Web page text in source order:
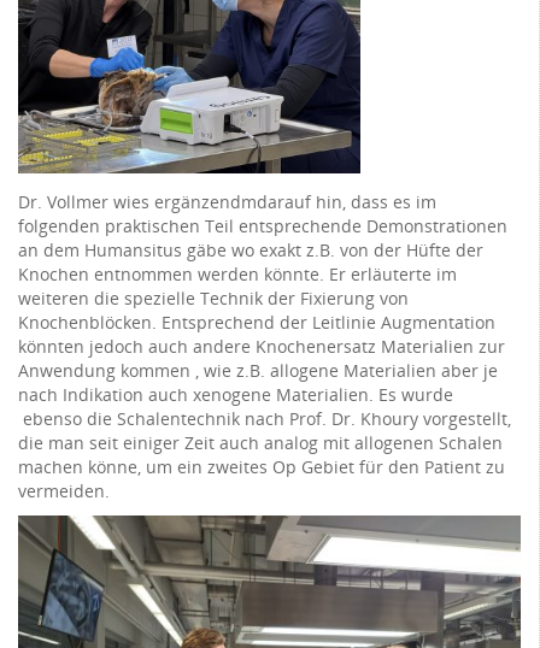
Dr. Vollmer wies ergänzendmdarauf hin, dass es im
folgenden praktischen Teil entsprechende Demonstrationen
an dem Humansitus gäbe wo exakt z.B. von der Hüfte der
Knochen entnommen werden könnte. Er erläuterte im
weiteren die spezielle Technik der Fixierung von
Knochenblöcken. Entsprechend der Leitlinie Augmentation
könnten jedoch auch andere Knochenersatz Materialien zur
Anwendung kommen , wie z.B. allogene Materialien aber je
nach Indikation auch xenogene Materialien. Es wurde
ebenso die Schalentechnik nach Prof. Dr. Khoury vorgestellt,
die man seit einiger Zeit auch analog mit allogenen Schalen
machen könne, um ein zweites Op Gebiet für den Patient zu
vermeiden.